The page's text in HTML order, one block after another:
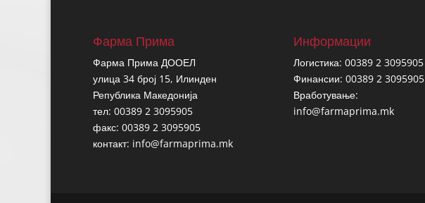
Фарма Прима
Фарма Прима ДООЕЛ
улица 34 број 15, Илинден
Република Македонија
тел: 00389 2 3095905
факс: 00389 2 3095905
контакт: info@farmaprima.mk
Информации
Логистика: 00389 2 3095905
Финансии: 00389 2 3095905
Вработување:
info@farmaprima.mk